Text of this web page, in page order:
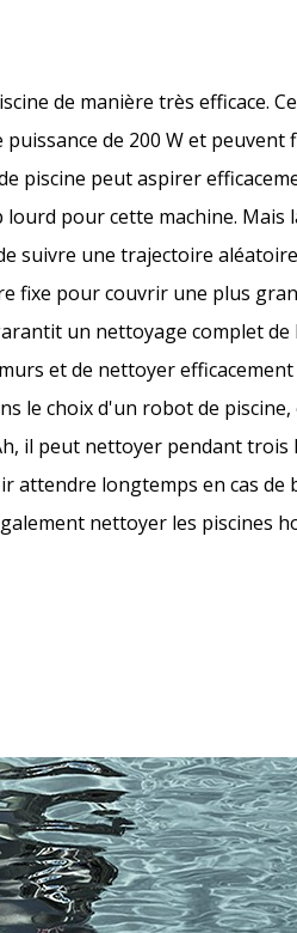
de manière très efficace.
de 200 W et
piscine peut aspirer
pour cette machine.
suivre une trajectoire
fixe pour couvrir une plus
un nettoyage complet de
et de nettoyer
le choix d'un robot de
il peut nettoyer pendant
attendre longtemps en cas
nettoyer les piscines